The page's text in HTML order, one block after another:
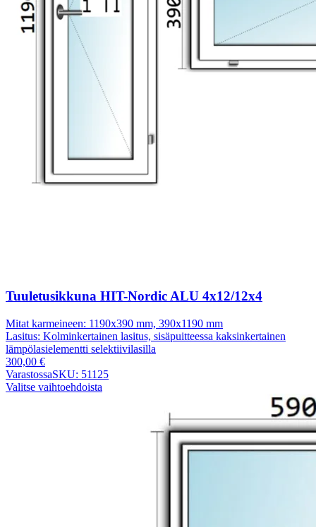
Tuuletusikkuna HIT-Nordic ALU 4x12/12x4
Mitat karmeineen: 1190x390 mm, 390x1190 mm
Lasitus: Kolminkertainen lasitus, sisäpuitteessa kaksinkertainen
lämpölasielementti selektiivilasilla
300,00 €
VarastossaSKU: 51125
Valitse vaihtoehdoista